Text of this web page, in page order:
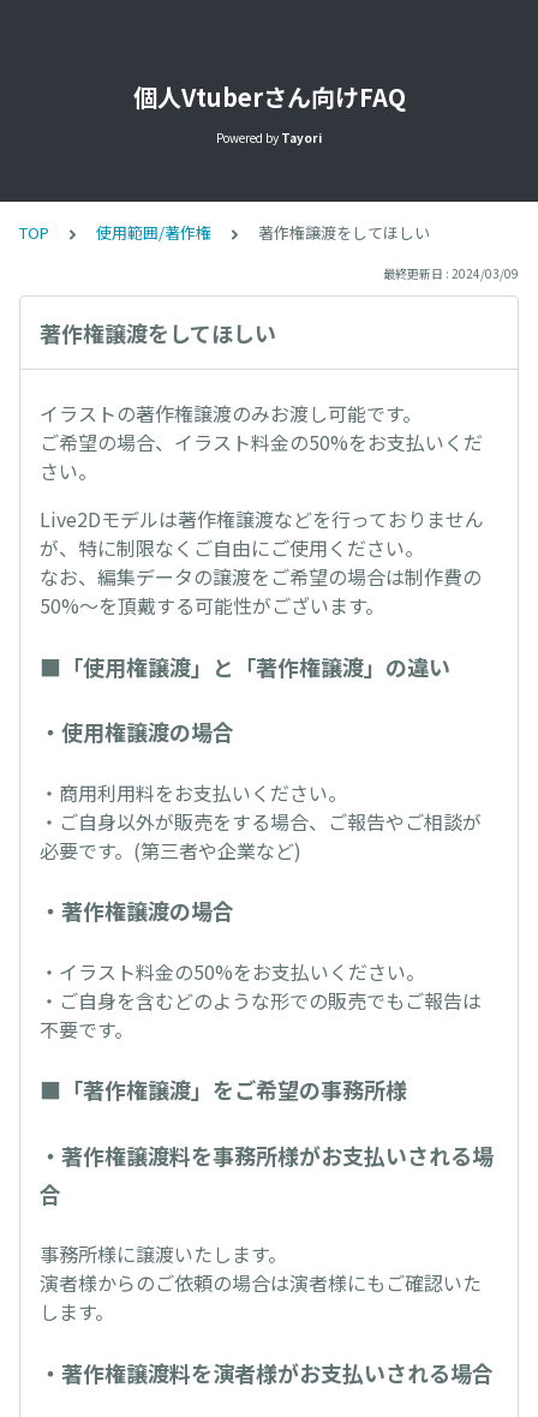
個人Vtuberさん向けFAQ
Powered by Tayori
TOP 使用範囲/著作権 著作権譲渡をしてほしい
最終更新日 : 2024/03/09
著作権譲渡をしてほしい
イラストの著作権譲渡のみお渡し可能です。
ご希望の場合、イラスト料金の50%をお支払いくだ
さい。
Live2Dモデルは著作権譲渡などを行っておりません
が、特に制限なくご自由にご使用ください。
なお、編集データの譲渡をご希望の場合は制作費の
50%～を頂戴する可能性がございます。
■「使用権譲渡」と「著作権譲渡」の違い
・使用権譲渡の場合
・商用利用料をお支払いください。
・ご自身以外が販売をする場合、ご報告やご相談が
必要です。(第三者や企業など)
・著作権譲渡の場合
・イラスト料金の50%をお支払いください。
・ご自身を含むどのような形での販売でもご報告は
不要です。
■「著作権譲渡」をご希望の事務所様
・著作権譲渡料を事務所様がお支払いされる場
合
事務所様に譲渡いたします。
演者様からのご依頼の場合は演者様にもご確認いた
します。
・著作権譲渡料を演者様がお支払いされる場合